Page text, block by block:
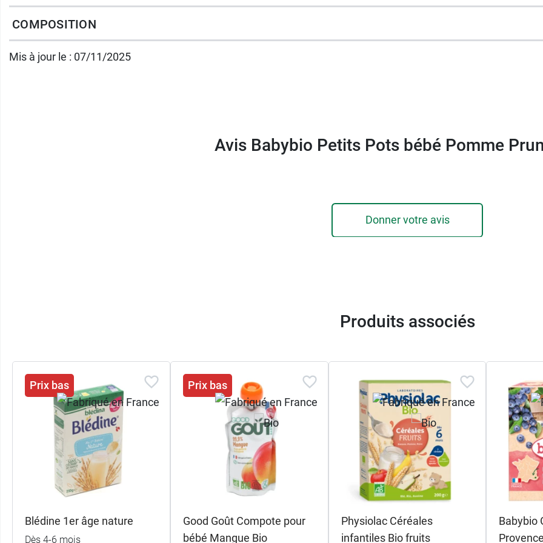
Certifié Agriculture Biologique
Dès 4 mois
Sans sucres ajoutés
COMPOSITION
Mis à jour le : 07/11/2025
Avis Babybio Petits Pots bébé Pomme
Donner votre avis
Produits associés
Prix bas
Blédine 1er âge nature
Dès 4-6 mois
Prix bas
Good Goût Compote pour
bébé Mangue Bio
Physiolac Céréales
infantiles Bio fruits
Babybio